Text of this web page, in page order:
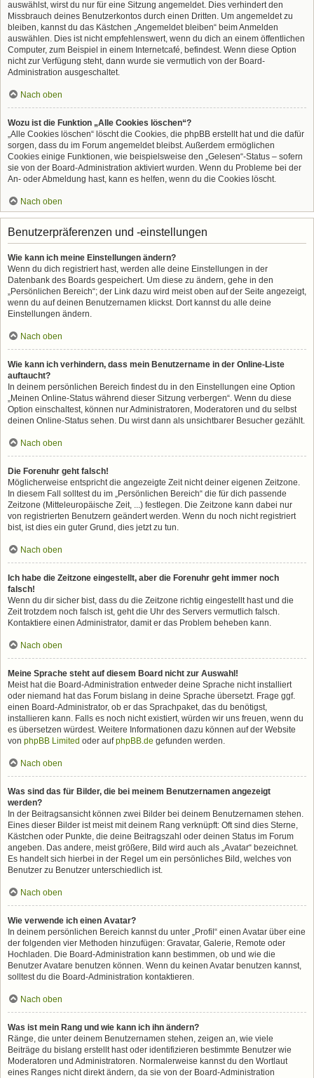
auswählst, wirst du nur für eine Sitzung angemeldet. Dies verhindert den
Missbrauch deines Benutzerkontos durch einen Dritten. Um angemeldet zu
bleiben, kannst du das Kästchen „Angemeldet bleiben“ beim Anmelden
auswählen. Dies ist nicht empfehlenswert, wenn du dich an einem öffentlichen
Computer, zum Beispiel in einem Internetcafé, befindest. Wenn diese Option
nicht zur Verfügung steht, dann wurde sie vermutlich von der Board-
Administration ausgeschaltet.
Nach oben
Wozu ist die Funktion „Alle Cookies löschen“?
„Alle Cookies löschen“ löscht die Cookies, die phpBB erstellt hat und die dafür
sorgen, dass du im Forum angemeldet bleibst. Außerdem ermöglichen
Cookies einige Funktionen, wie beispielsweise den „Gelesen“-Status – sofern
sie von der Board-Administration aktiviert wurden. Wenn du Probleme bei der
An- oder Abmeldung hast, kann es helfen, wenn du die Cookies löscht.
Nach oben
Benutzerpräferenzen und -einstellungen
Wie kann ich meine Einstellungen ändern?
Wenn du dich registriert hast, werden alle deine Einstellungen in der
Datenbank des Boards gespeichert. Um diese zu ändern, gehe in den
„Persönlichen Bereich“; der Link dazu wird meist oben auf der Seite angezeigt,
wenn du auf deinen Benutzernamen klickst. Dort kannst du alle deine
Einstellungen ändern.
Nach oben
Wie kann ich verhindern, dass mein Benutzername in der Online-Liste
auftaucht?
In deinem persönlichen Bereich findest du in den Einstellungen eine Option
„Meinen Online-Status während dieser Sitzung verbergen“. Wenn du diese
Option einschaltest, können nur Administratoren, Moderatoren und du selbst
deinen Online-Status sehen. Du wirst dann als unsichtbarer Besucher gezählt.
Nach oben
Die Forenuhr geht falsch!
Möglicherweise entspricht die angezeigte Zeit nicht deiner eigenen Zeitzone.
In diesem Fall solltest du im „Persönlichen Bereich“ die für dich passende
Zeitzone (Mitteleuropäische Zeit, ...) festlegen. Die Zeitzone kann dabei nur
von registrierten Benutzern geändert werden. Wenn du noch nicht registriert
bist, ist dies ein guter Grund, dies jetzt zu tun.
Nach oben
Ich habe die Zeitzone eingestellt, aber die Forenuhr geht immer noch
falsch!
Wenn du dir sicher bist, dass du die Zeitzone richtig eingestellt hast und die
Zeit trotzdem noch falsch ist, geht die Uhr des Servers vermutlich falsch.
Kontaktiere einen Administrator, damit er das Problem beheben kann.
Nach oben
Meine Sprache steht auf diesem Board nicht zur Auswahl!
Meist hat die Board-Administration entweder deine Sprache nicht installiert
oder niemand hat das Forum bislang in deine Sprache übersetzt. Frage ggf.
einen Board-Administrator, ob er das Sprachpaket, das du benötigst,
installieren kann. Falls es noch nicht existiert, würden wir uns freuen, wenn du
es übersetzen würdest. Weitere Informationen dazu können auf der Website
von phpBB Limited oder aufphpBB.de gefunden werden.
Nach oben
Was sind das für Bilder, die bei meinem Benutzernamen angezeigt
werden?
In der Beitragsansicht können zwei Bilder bei deinem Benutzernamen stehen.
Eines dieser Bilder ist meist mit deinem Rang verknüpft: Oft sind dies Sterne,
Kästchen oder Punkte, die deine Beitragszahl oder deinen Status im Forum
angeben. Das andere, meist größere, Bild wird auch als „Avatar“ bezeichnet.
Es handelt sich hierbei in der Regel um ein persönliches Bild, welches von
Benutzer zu Benutzer unterschiedlich ist.
Nach oben
Wie verwende ich einen Avatar?
In deinem persönlichen Bereich kannst du unter „Profil“ einen Avatar über eine
der folgenden vier Methoden hinzufügen: Gravatar, Galerie, Remote oder
Hochladen. Die Board-Administration kann bestimmen, ob und wie die
Benutzer Avatare benutzen können. Wenn du keinen Avatar benutzen kannst,
solltest du die Board-Administration kontaktieren.
Nach oben
Was ist mein Rang und wie kann ich ihn ändern?
Ränge, die unter deinem Benutzernamen stehen, zeigen an, wie viele
Beiträge du bislang erstellt hast oder identifizieren bestimmte Benutzer wie
Moderatoren und Administratoren. Normalerweise kannst du den Wortlaut
eines Ranges nicht direkt ändern, da sie von der Board-Administration